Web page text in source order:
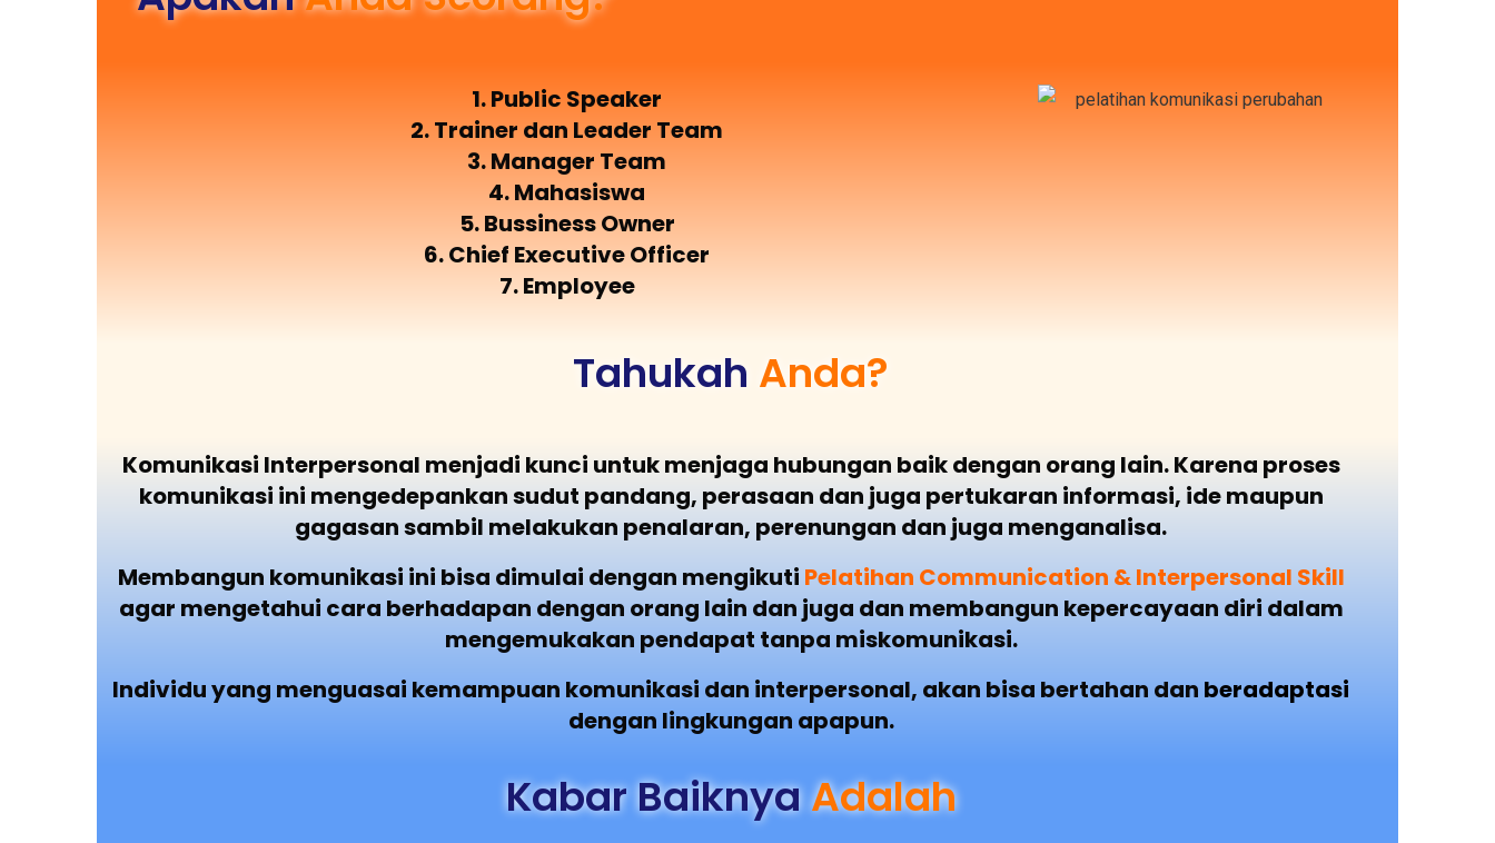
1. Public Speaker
2. Trainer dan Leader Team
3. Manager Team
4. Mahasiswa
5. Bussiness Owner
6. Chief Executive Officer
7. Employee
Tahukah Anda?
Komunikasi Interpersonal menjadi kunci untuk menjaga hubungan baik dengan orang lain. Karena proses
komunikasi ini mengedepankan sudut pandang, perasaan dan juga pertukaran informasi, ide maupun
gagasan sambil melakukan penalaran, perenungan dan juga menganalisa.
Membangun komunikasi ini bisa dimulai dengan mengikuti Pelatihan Communication & Interpersonal Skill
agar mengetahui cara berhadapan dengan orang lain dan juga dan membangun kepercayaan diri dalam
mengemukakan pendapat tanpa miskomunikasi.
Individu yang menguasai kemampuan komunikasi dan interpersonal, akan bisa bertahan dan beradaptasi
dengan lingkungan apapun.
Kabar BaiknyaAdalah